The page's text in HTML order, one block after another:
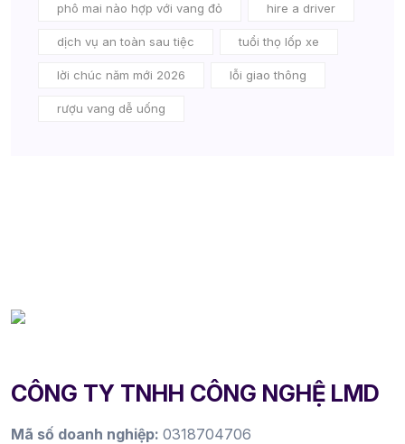
phô mai nào hợp với vang đỏ hire a driver
dịch vụ an toàn sau tiệc tuổi thọ lốp xe
lời chúc năm mới 2026 lỗi giao thông
rượu vang dễ uống
CÔNG TY TNHH CÔNG NGHỆ LMD
Mã số doanh nghiệp: 0318704706